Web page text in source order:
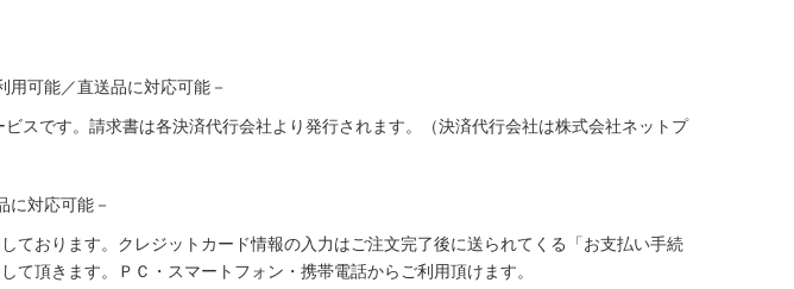
可能／直送品に対応可能－
スです。請求書は各決済代行会社より発行されます。（決済代行会社は株式会社ネットプ
に対応可能－
ております。クレジットカード情報の入力はご注文完了後に送られてくる「お支払い手続
て頂きます。ＰＣ・スマートフォン・携帯電話からご利用頂けます。